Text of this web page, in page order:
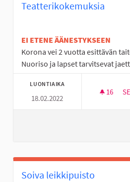
Teatterikokemuksia
EI ETENE ÄÄNESTYKSEEN
Korona vei 2 vuotta esittävän
Nuoriso ja lapset tarvitsevat
LUONTIAIKA
18.02.2022
16 16
Soiva leikkipuisto